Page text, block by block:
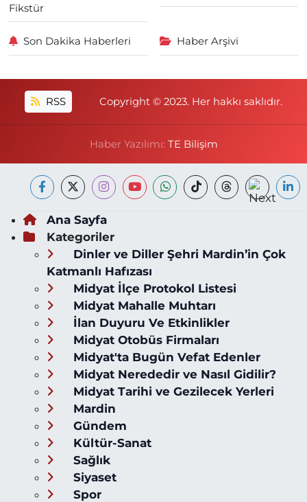
Fikstür
Son Dakika Haberleri Haber Arşivi
RSS Copyright © 2023. Her hakkı saklıdır.
Haber Yazılımı: TE Bilişim
Ana Sayfa
Kategoriler
Dinler ve Diller Şehri Mardin’in Çok
Katmanlı Hafızası
Midyat İlçe Protokol Listesi
Midyat Mahalle Muhtarı
İlan Duyuru Ve Etkinlikler
Midyat Otobüs Firmaları
Midyat'ta Bugün Vefat Edenler
Midyat Nerededir ve Nasıl Gidilir?
Midyat Tarihi ve Gezilecek Yerleri
Mardin
Gündem
Kültür-Sanat
Sağlık
Siyaset
Spor